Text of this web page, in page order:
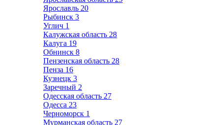
Ярославль 20
Рыбинск 3
Углич 1
Калужская область 28
Калуга 19
Обнинск 8
Пензенская область 28
Пенза 16
Кузнецк 3
Заречный 2
Одесская область 27
Одесса 23
Черноморск 1
Мурманская область 27